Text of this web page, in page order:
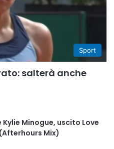
Sport
salterà anche
Kylie Minogue, uscito Love
Mix)